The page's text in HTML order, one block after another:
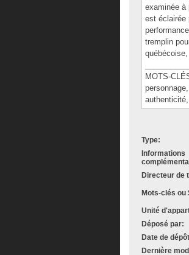
examinée à
est éclairée
tremplin
MOTS-
Type:
Informations
Directeur de
Mots-clés ou
Unité
Déposé par:
Date de
Dernière